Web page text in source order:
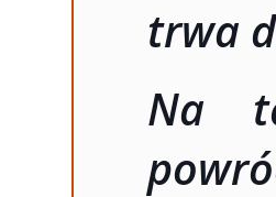
trwa
Na